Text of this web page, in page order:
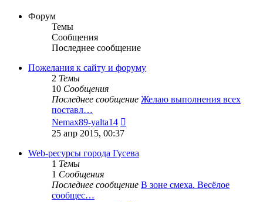
Форум
Темы
Сообщения
Последнее сообщение
Пожелания к сайту и форуму
2 Темы
10 Сообщения
Последнее сообщение Желаю выполнения всех
поставл…
Nemax89-yalta14
сообщению
25 апр 2015, 00:37
Web-ресурсы города Гусева
1 Темы
1 Сообщения
Последнее сообщение В зоне смеха. Весёлое
сообщес…